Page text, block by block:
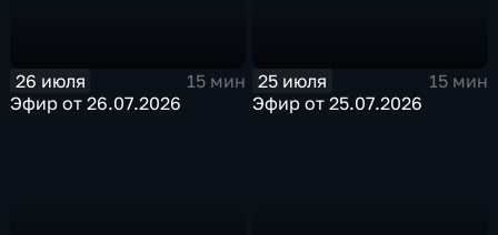
26 июля
15 мин
Эфир от 26.07.2026
25 июля
15 мин
Эфир от 25.07.2026